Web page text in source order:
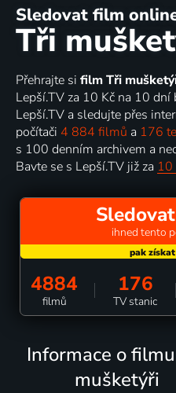
Sledovat film
Tři
Přehrajte si film Tři
Lepší.TV za 10 Kč na 10 dní
Lepší.TV a sledujte přes
počítači 4 884 filmů a 176
s 100 denním archivem a
Bavte se s Lepší.TV již za 10
ihned tento
4884
filmů
176
TV stanic
Informace o
mušketýři